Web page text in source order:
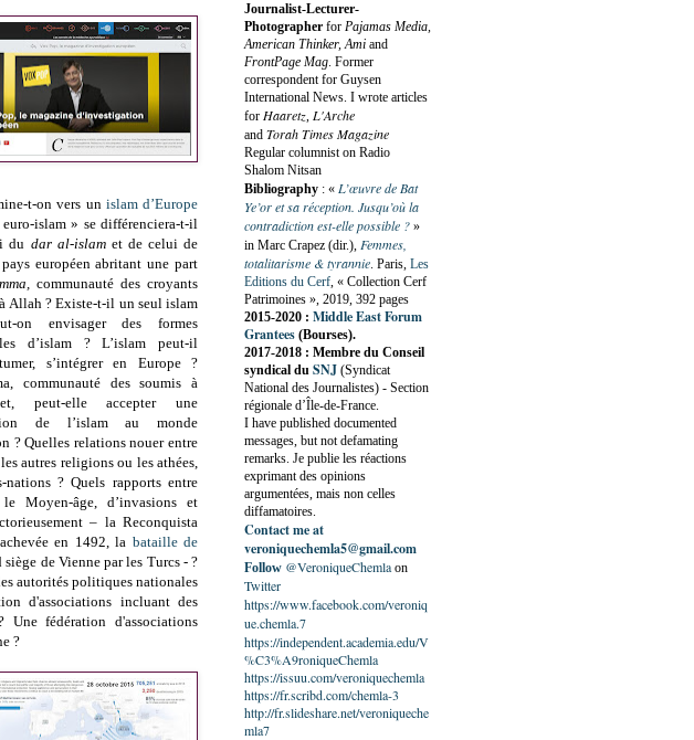
t-on vers un islam d’Europe
islam » se différenciera-t-il
du dar al-islamet de celui de
européen abritant une part
communauté des croyants
Allah ? Existe-t-il un seul islam
on envisager des formes
d’islam ? L’islam peut-il
s’intégrer en Europe ?
communauté des soumis à
peut-elle accepter une
de l’islam au monde
? Quelles relations nouer entre
autres religions ou les athées,
? Quels rapports entre
Moyen-âge, d’invasions et
– la Reconquista
en 1492, la bataille de
de Vienne par les Turcs - ?
autorités politiques nationales
d'associations incluant des
Une fédération d'associations
?
Journalist-Lecturer-
Photographer for Pajamas Media,
American Thinker, Ami and
FrontPage Mag. Former
correspondent for Guysen
International News. I wrote articles
for Haaretz, L'Arche
and Torah Times Magazine
Regular columnist on Radio
Shalom Nitsan
Bibliography : « L’œuvre de Bat
Ye’or et sa réception. Jusqu’où la
contradiction est-elle possible ? »
in Marc Crapez (dir.), Femmes,
totalitarisme & tyrannie. Paris, Les
Editions du Cerf, « Collection Cerf
Patrimoines », 2019, 392 pages
2015-2020 : Middle East Forum
Grantees (Bourses).
2017-2018 : Membre du Conseil
syndical du SNJ (Syndicat
National des Journalistes) - Section
régionale d’Île-de-France.
I have published documented
messages, but not defamating
remarks. Je publie les réactions
exprimant des opinions
argumentées, mais non celles
diffamatoires.
Contact me at
veroniquechemla5@gmail.com
Follow @VeroniqueChemlaon
Twitter
https://www.facebook.com/veroniq
ue.chemla.7
https://independent.academia.edu/V
%C3%A9roniqueChemla
https://issuu.com/veroniquechemla
https://fr.scribd.com/chemla-3
http://fr.slideshare.net/veroniqueche
mla7